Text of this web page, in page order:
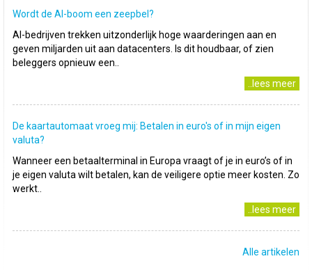
Wordt de AI-boom een zeepbel?
AI-bedrijven trekken uitzonderlijk hoge waarderingen aan en
geven miljarden uit aan datacenters. Is dit houdbaar, of zien
beleggers opnieuw een..
..lees meer
De kaartautomaat vroeg mij: Betalen in euro's of in mijn eigen
valuta?
Wanneer een betaalterminal in Europa vraagt of je in euro’s of in
je eigen valuta wilt betalen, kan de veiligere optie meer kosten. Zo
werkt..
..lees meer
Alle artikelen